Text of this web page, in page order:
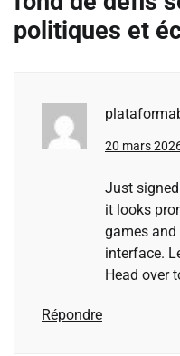
politiques et
20 mars
Just
it looks
games
interface.
Head over
Répondre